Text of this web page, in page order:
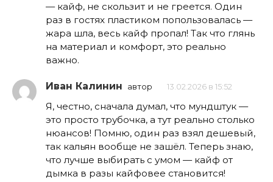
— кайф, не скользит и не греется. Один
раз в гостях пластиком попользовалась —
жара шла, весь кайф пропал! Так что глянь
на материал и комфорт, это реально
важно.
Иван Калинин автор 13.02.2026 в 15:52
Я, честно, сначала думал, что мундштук —
это просто трубочка, а тут реально столько
нюансов! Помню, один раз взял дешевый,
так кальян вообще не зашёл. Теперь знаю,
что лучше выбирать с умом — кайф от
дымка в разы кайфовее становится!